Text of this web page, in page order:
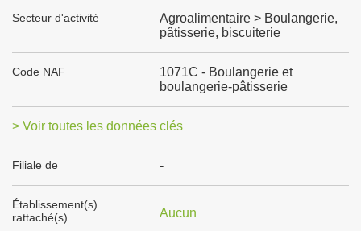
Secteur d'activité
Agroalimentaire > Boulangerie,
pâtisserie, biscuiterie
Code NAF
1071C - Boulangerie et
boulangerie-pâtisserie
> Voir toutes les données clés
Filiale de -
Établissement(s)
rattaché(s)
Aucun